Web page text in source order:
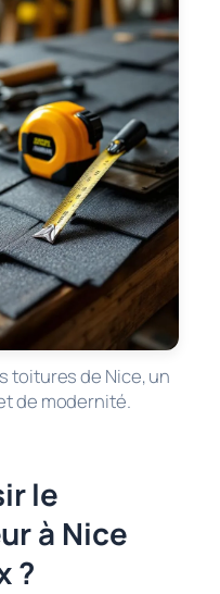
toitures de Nice, un
de modernité.
le
à Nice
?